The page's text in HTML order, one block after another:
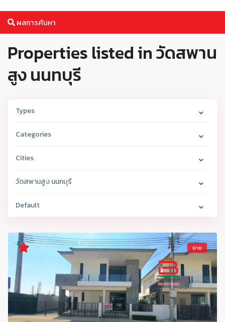
ผลการค้นหา
Properties listed in วัดสพาน
สูง นนทบุรี
Types
Categories
Cities
วัดสพานสูง นนทบุรี
Default
ขาย